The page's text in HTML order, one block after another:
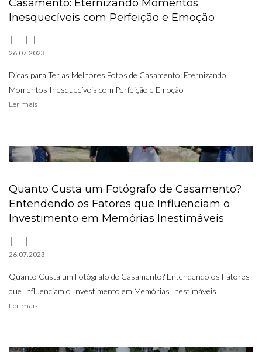
Casamento: Eternizando Momentos
Inesquecíveis com Perfeição e Emoção
26.07.2023
Dicas para Ter as Melhores Fotos de Casamento: Eternizando
Momentos Inesquecíveis com Perfeição e Emoção
Ler mais
Quanto Custa um Fotógrafo de Casamento?
Entendendo os Fatores que Influenciam o
Investimento em Memórias Inestimáveis
26.07.2023
Quanto Custa um Fotógrafo de Casamento? Entendendo os Fatores
que Influenciam o Investimento em Memórias Inestimáveis
Ler mais